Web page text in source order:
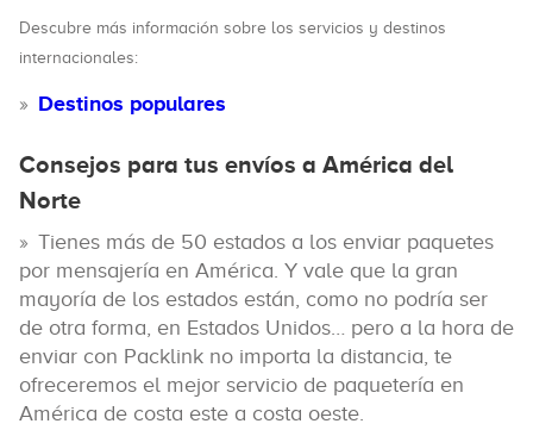
Descubre más información sobre los servicios y destinos
internacionales:
Destinos populares
Consejos para tus envíos a América del
Norte
Tienes más de 50 estados a los enviar paquetes
por mensajería en América. Y vale que la gran
mayoría de los estados están, como no podría ser
de otra forma, en Estados Unidos… pero a la hora de
enviar con Packlink no importa la distancia, te
ofreceremos el mejor servicio de paquetería en
América de costa este a costa oeste.